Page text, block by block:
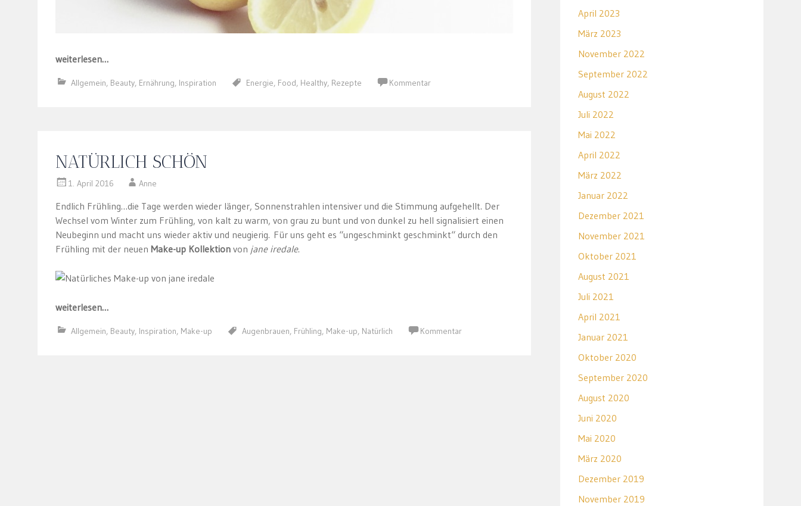
weiterlesen…
Allgemein, Beauty, Ernährung, Inspiration Energie, Food, Healthy, Rezepte Kommentar
NATÜRLICH SCHÖN
1. April 2016 Anne
Endlich Frühling…die Tage werden wieder länger, Sonnenstrahlen intensiver und die Stimmung aufgehellt. Der
Wechsel vom Winter zum Frühling, von kalt zu warm, von grau zu bunt und von dunkel zu hell signalisiert einen
Neubeginn und macht uns wieder aktiv und neugierig. Für uns geht es “ungeschminkt geschminkt“ durch den
Frühling mit der neuen Make-up Kollektion von jane iredale.
weiterlesen…
Allgemein, Beauty, Inspiration, Make-up Augenbrauen, Frühling, Make-up, Natürlich Kommentar
April 2023
März 2023
November 2022
September 2022
August 2022
Juli 2022
Mai 2022
April 2022
März 2022
Januar 2022
Dezember 2021
November 2021
Oktober 2021
August 2021
Juli 2021
April 2021
Januar 2021
Oktober 2020
September 2020
August 2020
Juni 2020
Mai 2020
März 2020
Dezember 2019
November 2019